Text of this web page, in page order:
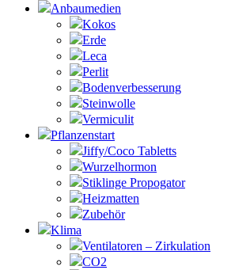
Anbaumedien
Kokos
Erde
Leca
Perlit
Bodenverbesserung
Steinwolle
Vermiculit
Pflanzenstart
Jiffy/Coco Tabletts
Wurzelhormon
Stiklinge Propogator
Heizmatten
Zubehör
Klima
Ventilatoren – Zirkulation
CO2